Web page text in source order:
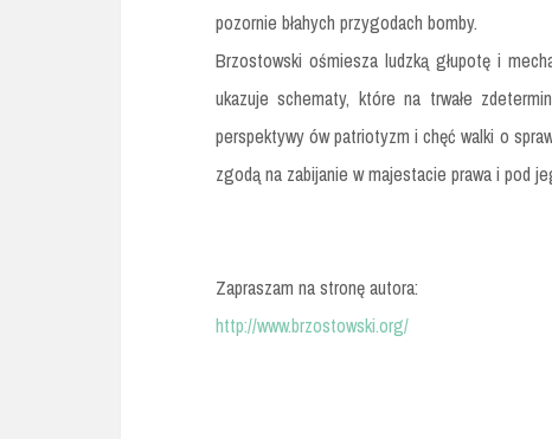
pozornie błahych przygodach bomby.
Brzostowski ośmiesza ludzką głupotę i
ukazuje schematy, które na trwałe
perspektywy ów patriotyzm i chęć walki o
zgodą na zabijanie w majestacie prawa i pod
Zapraszam na stronę autora:
http://www.brzostowski.org/